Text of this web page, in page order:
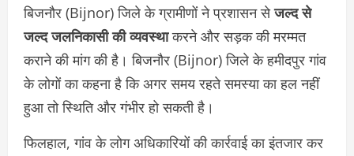
बिजनौर (Bijnor) जिले के ग्रामीणों ने प्रशासन सेजल्द से
जल्द जलनिकासी की व्यवस्थाकरने और सड़क की मरम्मत
कराने की मांग की है। बिजनौर (Bijnor) जिले के हमीदपुर गांव
के लोगों का कहना है कि अगर समय रहते समस्या का हल नहीं
हुआ तो स्थिति और गंभीर हो सकती है।
फिलहाल, गांव के लोग अधिकारियों की कार्रवाई का इंतजार कर